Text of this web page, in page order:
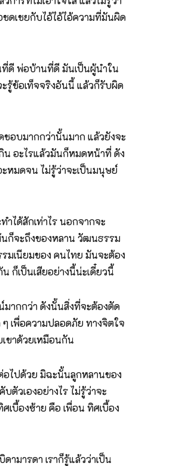
ดเชยกับไอ้ไอ้ไอ้ความที่มันผิด
ที่ดี พ่อบ้านที่ดี มันเป็นผู้นำใน
รู้ข้อเท็จจริงอันนี้ แล้วก็รับผิด
อบมากกว่านั้นมาก แล้วยังจะ
น อะไรแล้วมันก็หมดหน้าที่ ดัง
หมดจน ไม่รู้ว่าจะเป็นมนุษย์
ำได้สักเท่าไร นอกจากจะ
นก็จะถึงของหลาน วัฒนธรรม
มเนียมของ คนไทย มันจะต้อง
ก็เป็นเสียอย่างนี้น่ะเดี๋ยวนี้
มากกว่า ดังนั้นสิ่งที่จะต้องตัด
เพื่อความปลอดภัย ทางจิตใจ
ขาด้วยเหมือนกัน
อไปด้วย มิฉะนั้นลูกหลานของ
ตัวเองอย่างไร ไม่รู้ว่าจะ
เบื้องซ้าย คือ เพื่อน ทิศเบื้อง
มารดา เราก็รู้แล้วว่าเป็น